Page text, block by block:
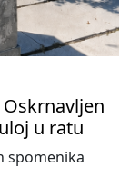
Oskrnavljen
u ratu
spomenika